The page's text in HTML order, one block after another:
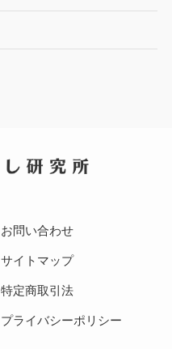
お問い合わせ
サイトマップ
特定商取引法
プライバシーポリシー